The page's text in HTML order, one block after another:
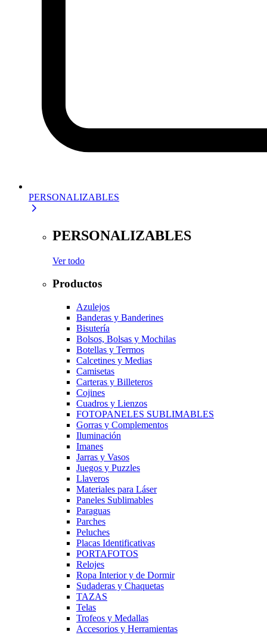
PERSONALIZABLES
PERSONALIZABLES
Ver todo
Productos
Azulejos
Banderas y Banderines
Bisutería
Bolsos, Bolsas y Mochilas
Botellas y Termos
Calcetines y Medias
Camisetas
Carteras y Billeteros
Cojines
Cuadros y Lienzos
FOTOPANELES SUBLIMABLES
Gorras y Complementos
Iluminación
Imanes
Jarras y Vasos
Juegos y Puzzles
Llaveros
Materiales para Láser
Paneles Sublimables
Paraguas
Parches
Peluches
Placas Identificativas
PORTAFOTOS
Relojes
Ropa Interior y de Dormir
Sudaderas y Chaquetas
TAZAS
Telas
Trofeos y Medallas
Accesorios y Herramientas